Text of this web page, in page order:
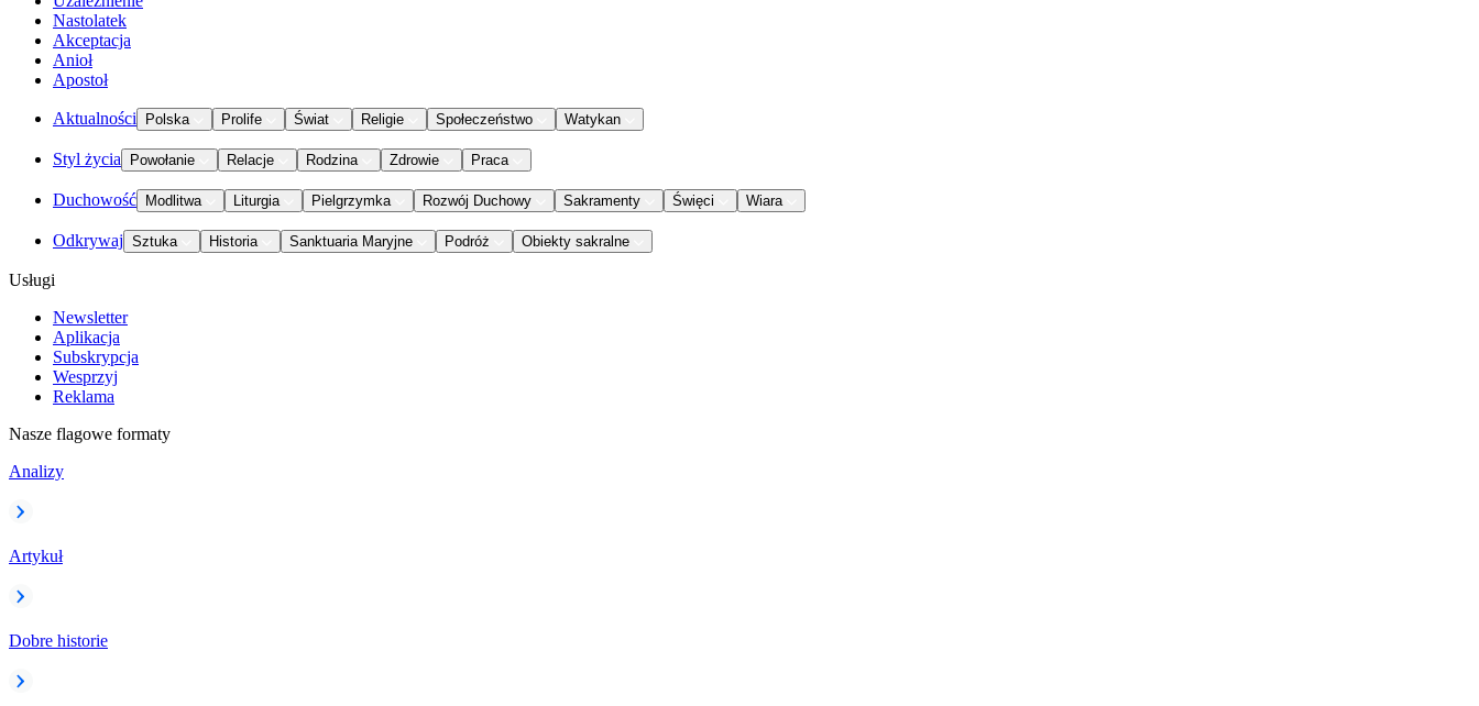
Nastolatek
Akceptacja
Anioł
Apostoł
Aktualności Polska Prolife Świat Religie Społeczeństwo Watykan
Styl życia Powołanie Relacje Rodzina Zdrowie Praca
Duchowość Modlitwa Liturgia Pielgrzymka Rozwój Duchowy Sakramenty Święci Wiara
Odkrywaj Sztuka Historia Sanktuaria Maryjne Podróż Obiekty sakralne
Usługi
Newsletter
Aplikacja
Subskrypcja
Wesprzyj
Reklama
Nasze flagowe formaty
Analizy
Artykuł
Dobre historie